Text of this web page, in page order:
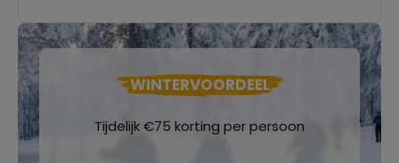
WINTERVOORDEEL
Tijdelijk €75 korting per persoon